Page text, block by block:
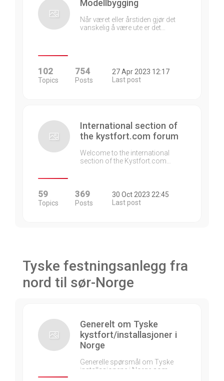
Modellbygging
Når været eller årstiden gjør det
vanskelig å være ute er det…
102
Topics
754
Posts
27 Apr 2023 12:17
Last post
International section of
the kystfort.com forum
Welcome to the international
section of the Kystfort.com…
59
Topics
369
Posts
30 Oct 2023 22:45
Last post
Tyske festningsanlegg fra
nord til sør-Norge
Generelt om Tyske
kystfort/installasjoner i
Norge
Generelle spørsmål om Tyske
installasjonene i Norge som…